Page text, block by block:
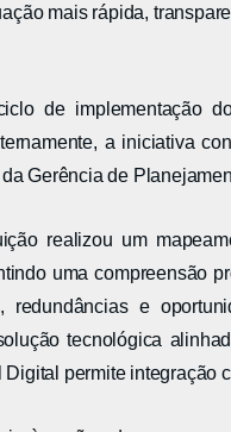
mais rápida,
de implementação
a iniciativa
Gerência de
realizou um
uma compreensão
redundâncias e
tecnológica
permite integração